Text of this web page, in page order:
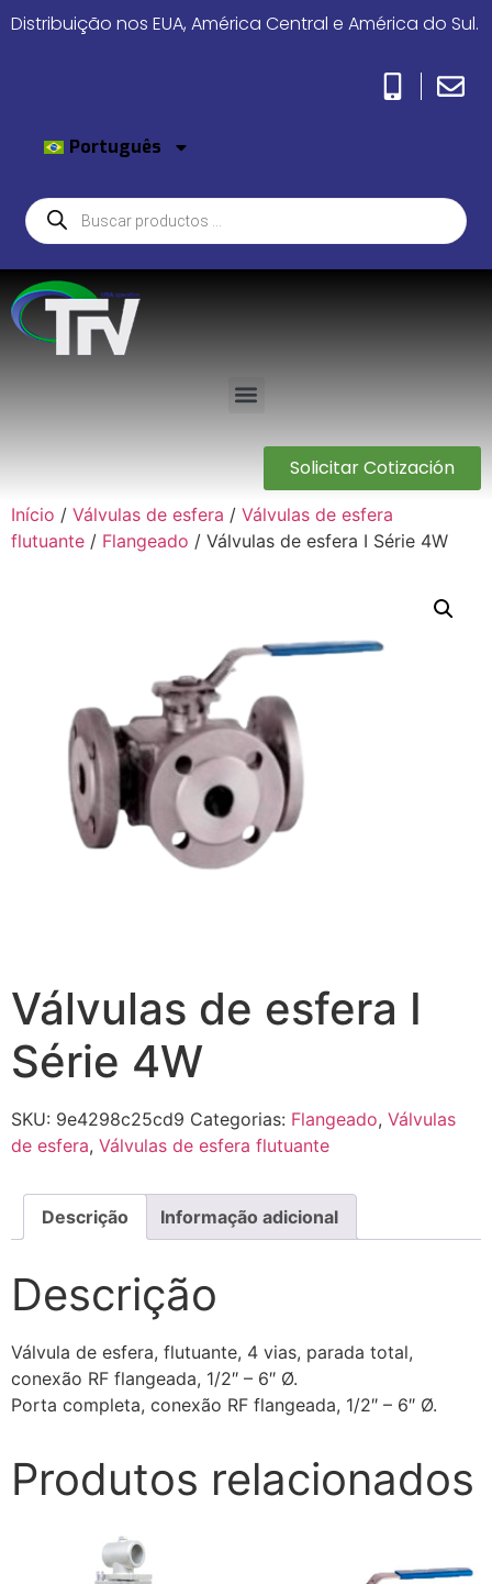
Distribuição nos EUA, América Central e América do Sul.
Português
Solicitar Cotización
Início / Válvulas de esfera / Válvulas de esfera
flutuante / Flangeado / Válvulas de esfera I Série 4W
Válvulas de esfera I
Série 4W
SKU: 9e4298c25cd9 Categorias: Flangeado, Válvulas
de esfera, Válvulas de esfera flutuante
Descrição Informação adicional
Descrição
Válvula de esfera, flutuante, 4 vias, parada total,
conexão RF flangeada, 1/2″ – 6″ Ø.
Porta completa, conexão RF flangeada, 1/2″ – 6″ Ø.
Produtos relacionados